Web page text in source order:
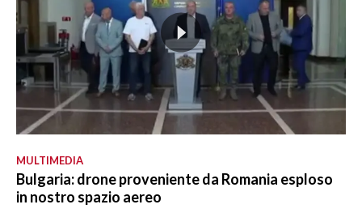
MULTIMEDIA
Bulgaria: drone proveniente da Romania esploso
in nostro spazio aereo